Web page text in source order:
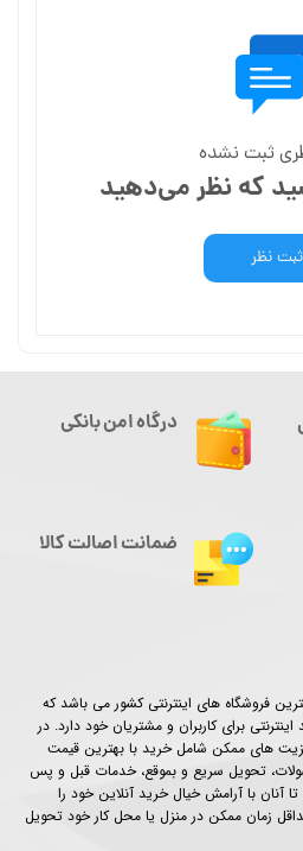
ثبت نشده
که نظر می‌دهید
ثبت نظر
فروشگاه های اینترنتی کشور می باشد که
برای کاربران و مشتریان خود دارد. در
های ممکن شامل خرید با بهترین قیمت
تحویل سریع و بموقع، خدمات قبل و پس
آنان با آرامش خیال خرید آنلاین خود را
زمان ممکن در منزل یا محل کار خود تحویل
درگاه امن بانکی
ضمانت اصالت کالا